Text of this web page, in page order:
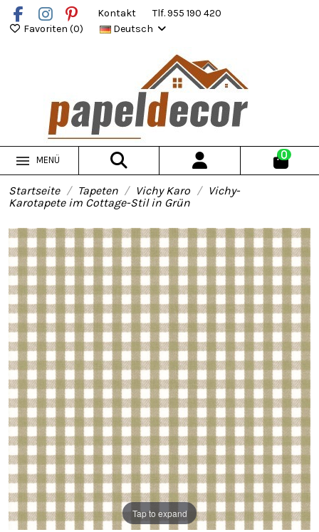
Kontakt
Tlf. 955 190 420
Favoriten (0) Deutsch
MENÜ 0
Startseite Tapeten Vichy Karo
Vichy-
Karotapete im Cottage-Stil in Grün
Tap to expand